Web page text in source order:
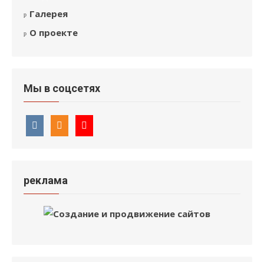
Галерея
О проекте
Мы в соцсетях
реклама